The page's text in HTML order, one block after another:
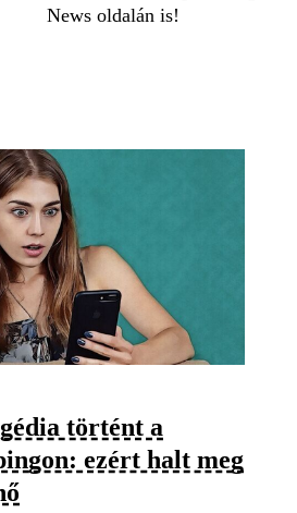
News oldalán is!
történt a
ezért halt meg